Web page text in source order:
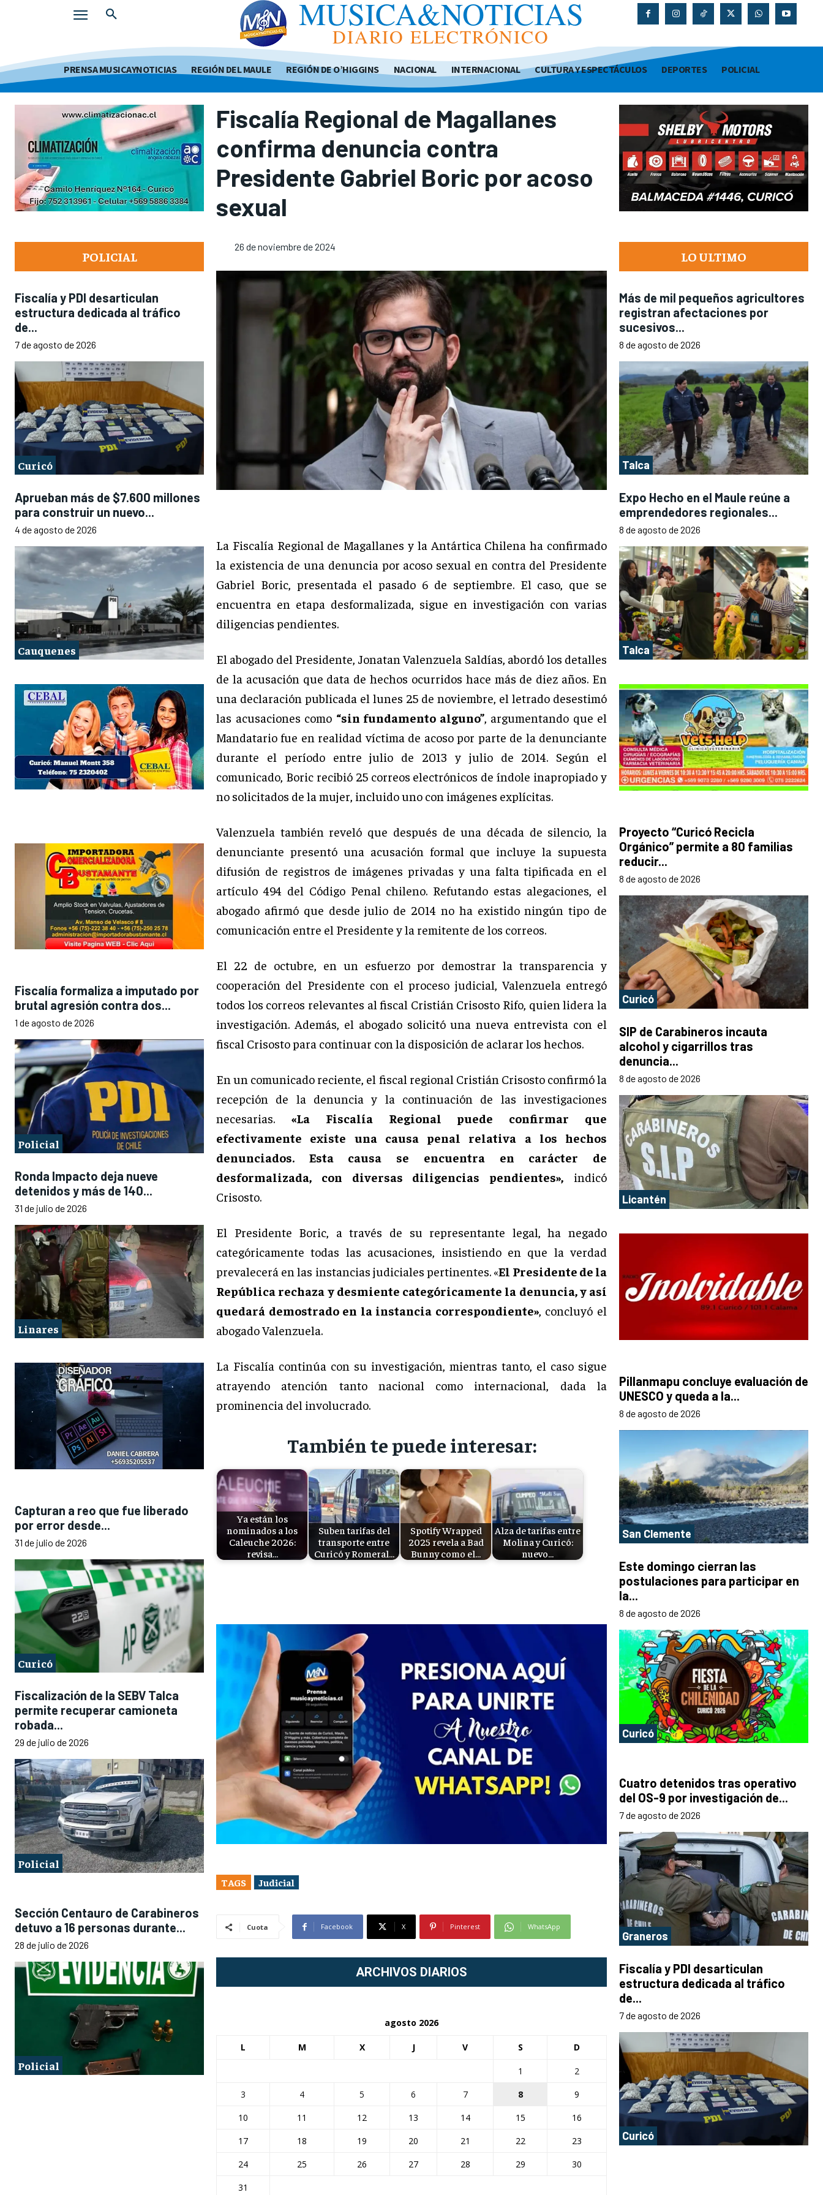
MUSICA&NOTICIAS
DIARIO ELECTRÓNICO
PRENSA MUSICAYNOTICIAS REGIÓN DEL MAULE REGIÓN DE O’HIGGINS NACIONAL INTERNACIONAL CULTURA Y ESPECTÁCULOS DEPORTES POLICIAL
POLICIAL
Fiscalía y PDI desarticulan
estructura dedicada al tráfico
de...
7 de agosto de 2026
Curicó
Aprueban más de $7.600 millones
para construir un nuevo...
4 de agosto de 2026
Cauquenes
Fiscalía formaliza a imputado por
brutal agresión contra dos...
1 de agosto de 2026
Policial
Ronda Impacto deja nueve
detenidos y más de 140...
31 de julio de 2026
Linares
Capturan a reo que fue liberado
por error desde...
31 de julio de 2026
Curicó
Fiscalización de la SEBV Talca
permite recuperar camioneta
robada...
29 de julio de 2026
Policial
Sección Centauro de Carabineros
detuvo a 16 personas durante...
28 de julio de 2026
Policial
Fiscalía Regional de Magallanes
confirma denuncia contra
Presidente Gabriel Boric por acoso
sexual
26 de noviembre de 2024
La Fiscalía Regional de Magallanes y la Antártica Chilena ha confirmado
la existencia de una denuncia por acoso sexual en contra del Presidente
Gabriel Boric, presentada el pasado 6 de septiembre. El caso, que se
encuentra en etapa desformalizada, sigue en investigación con varias
diligencias pendientes.
El abogado del Presidente, Jonatan Valenzuela Saldías, abordó los detalles
de la acusación que data de hechos ocurridos hace más de diez años. En
una declaración publicada el lunes 25 de noviembre, el letrado desestimó
las acusaciones como “sin fundamento alguno”, argumentando que el
Mandatario fue en realidad víctima de acoso por parte de la denunciante
durante el período entre julio de 2013 y julio de 2014. Según el
comunicado, Boric recibió 25 correos electrónicos de índole inapropiado y
no solicitados de la mujer, incluido uno con imágenes explícitas.
Valenzuela también reveló que después de una década de silencio, la
denunciante presentó una acusación formal que incluye la supuesta
difusión de registros de imágenes privadas y una falta tipificada en el
artículo 494 del Código Penal chileno. Refutando estas alegaciones, el
abogado afirmó que desde julio de 2014 no ha existido ningún tipo de
comunicación entre el Presidente y la remitente de los correos.
El 22 de octubre, en un esfuerzo por demostrar la transparencia y
cooperación del Presidente con el proceso judicial, Valenzuela entregó
todos los correos relevantes al fiscal Cristián Crisosto Rifo, quien lidera la
investigación. Además, el abogado solicitó una nueva entrevista con el
fiscal Crisosto para continuar con la disposición de aclarar los hechos.
En un comunicado reciente, el fiscal regional Cristián Crisosto confirmó la
recepción de la denuncia y la continuación de las investigaciones
necesarias. «La Fiscalía Regional puede confirmar que
efectivamente existe una causa penal relativa a los hechos
denunciados. Esta causa se encuentra en carácter de
desformalizada, con diversas diligencias pendientes», indicó
Crisosto.
El Presidente Boric, a través de su representante legal, ha negado
categóricamente todas las acusaciones, insistiendo en que la verdad
prevalecerá en las instancias judiciales pertinentes. «El Presidente de la
República rechaza y desmiente categóricamente la denuncia, y así
quedará demostrado en la instancia correspondiente», concluyó el
abogado Valenzuela.
La Fiscalía continúa con su investigación, mientras tanto, el caso sigue
atrayendo atención tanto nacional como internacional, dada la
prominencia del involucrado.
También te puede interesar:
Ya están los
nominados a los
Caleuche 2026:
revisa…
Suben tarifas del
transporte entre
Curicó y Romeral…
Spotify Wrapped
2025 revela a Bad
Bunny como el…
Alza de tarifas entre
Molina y Curicó:
nuevo…
TAGS Judicial
Cuota Facebook X Pinterest WhatsApp
ARCHIVOS DIARIOS
agosto 2026
L M X J V S D
1
2
3
4 5 6 7 8
9
10
11 12 13 14 15
16
17
18 19 20 21 22
23
24
25 26 27 28 29
30
31
LO ULTIMO
Más de mil pequeños agricultores
registran afectaciones por
sucesivos...
8 de agosto de 2026
Talca
Expo Hecho en el Maule reúne a
emprendedores regionales...
8 de agosto de 2026
Talca
Proyecto “Curicó Recicla
Orgánico” permite a 80 familias
reducir...
8 de agosto de 2026
Curicó
SIP de Carabineros incauta
alcohol y cigarrillos tras
denuncia...
8 de agosto de 2026
Licantén
Pillanmapu concluye evaluación de
UNESCO y queda a la...
8 de agosto de 2026
San Clemente
Este domingo cierran las
postulaciones para participar en
la...
8 de agosto de 2026
Curicó
Cuatro detenidos tras operativo
del OS-9 por investigación de...
7 de agosto de 2026
Graneros
Fiscalía y PDI desarticulan
estructura dedicada al tráfico
de...
7 de agosto de 2026
Curicó